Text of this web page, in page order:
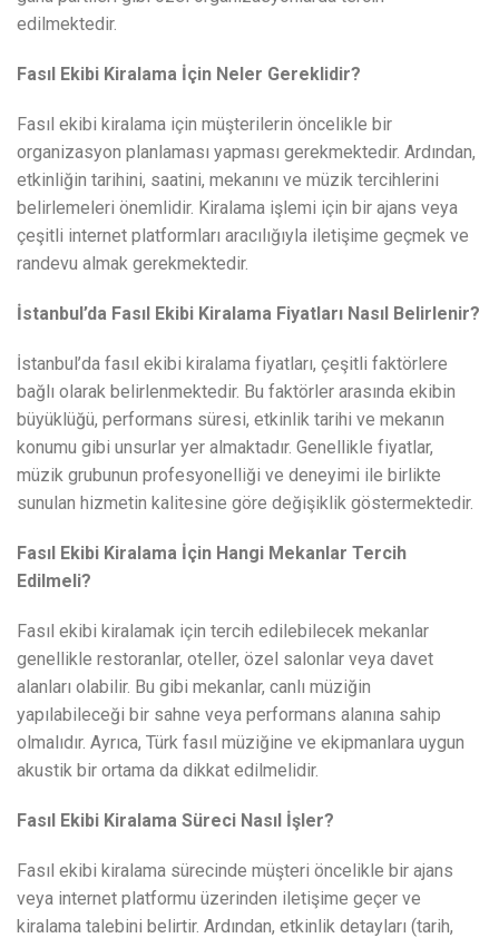
edilmektedir.
Fasıl Ekibi Kiralama İçin Neler Gereklidir?
Fasıl ekibi kiralama için müşterilerin öncelikle bir
organizasyon planlaması yapması gerekmektedir. Ardından,
etkinliğin tarihini, saatini, mekanını ve müzik tercihlerini
belirlemeleri önemlidir. Kiralama işlemi için bir ajans veya
çeşitli internet platformları aracılığıyla iletişime geçmek ve
randevu almak gerekmektedir.
İstanbul’da Fasıl Ekibi Kiralama Fiyatları Nasıl Belirlenir?
İstanbul’da fasıl ekibi kiralama fiyatları, çeşitli faktörlere
bağlı olarak belirlenmektedir. Bu faktörler arasında ekibin
büyüklüğü, performans süresi, etkinlik tarihi ve mekanın
konumu gibi unsurlar yer almaktadır. Genellikle fiyatlar,
müzik grubunun profesyonelliği ve deneyimi ile birlikte
sunulan hizmetin kalitesine göre değişiklik göstermektedir.
Fasıl Ekibi Kiralama İçin Hangi Mekanlar Tercih
Edilmeli?
Fasıl ekibi kiralamak için tercih edilebilecek mekanlar
genellikle restoranlar, oteller, özel salonlar veya davet
alanları olabilir. Bu gibi mekanlar, canlı müziğin
yapılabileceği bir sahne veya performans alanına sahip
olmalıdır. Ayrıca, Türk fasıl müziğine ve ekipmanlara uygun
akustik bir ortama da dikkat edilmelidir.
Fasıl Ekibi Kiralama Süreci Nasıl İşler?
Fasıl ekibi kiralama sürecinde müşteri öncelikle bir ajans
veya internet platformu üzerinden iletişime geçer ve
kiralama talebini belirtir. Ardından, etkinlik detayları (tarih,